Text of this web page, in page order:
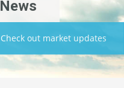
News
Check out market updates